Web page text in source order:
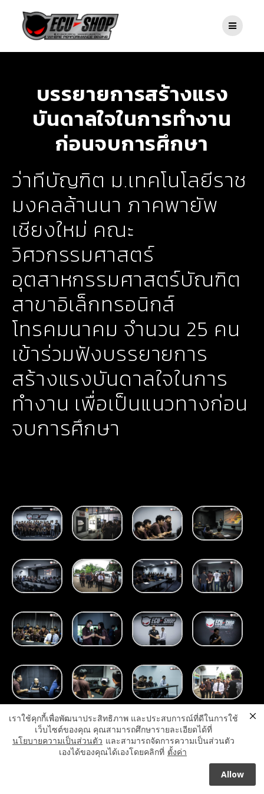
บรรยายการสร้างแรง
บันดาลใจในการทำงาน
ก่อนจบการศึกษา
ว่าทีบัญฑิต ม.เทคโนโลยีราช
มงคลล้านนา ภาคพายัพ
เชียงใหม่ คณะ
วิศวกรรมศาสตร์
อุตสาหกรรมศาสตร์บัณฑิต
สาขาอิเล็กทรอนิกส์
โทรคมนาคม จำนวน 25 คน
เข้าร่วมฟังบรรยายการ
สร้างแรงบันดาลใจในการ
ทำงาน เพื่อเป็นแนวทางก่อน
จบการศึกษา
เราใช้คุกกี้เพื่อพัฒนาประสิทธิภาพ และประสบการณ์ที่ดีในการใช้
เว็บไซต์ของคุณ คุณสามารถศึกษารายละเอียดได้ที่
นโยบายความเป็นส่วนตัว และสามารถจัดการความเป็นส่วนตัว
เองได้ของคุณได้เองโดยคลิกที่ ตั้งค่า
Allow